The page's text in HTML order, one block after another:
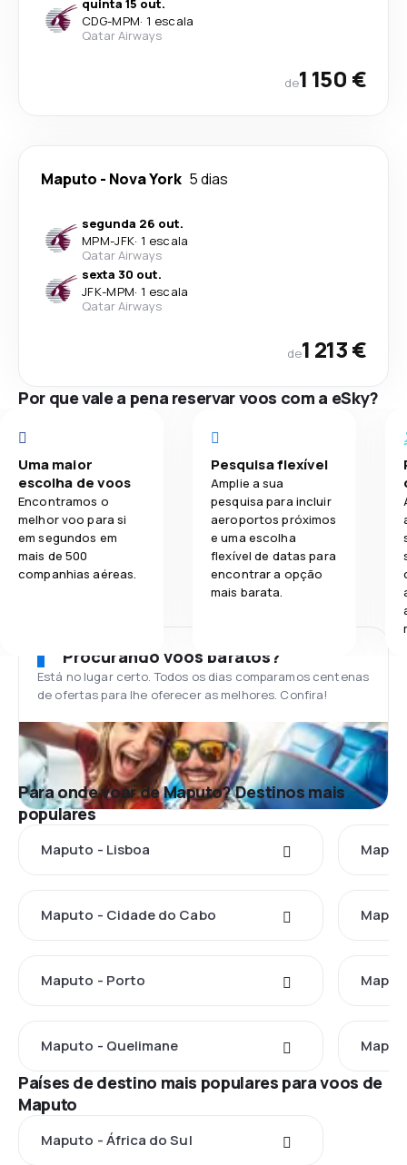
quinta 15 out.
CDG-MPM· 1 escala
Qatar Airways
de1 150 €
Maputo - Nova York 5 dias
segunda 26 out.
MPM-JFK· 1 escala
Qatar Airways
sexta 30 out.
JFK-MPM· 1 escala
Qatar Airways
de1 213 €
Por que vale a pena reservar voos com a eSky?
Uma maior
escolha de voos
Encontramos o
melhor voo para si
em segundos em
mais de 500
companhias aéreas.
Pesquisa flexível
Amplie a sua
pesquisa para incluir
aeroportos próximos
e uma escolha
flexível de datas para
encontrar a opção
mais barata.
Procurando voos baratos?
Está no lugar certo. Todos os dias comparamos centenas
de ofertas para lhe oferecer as melhores. Confira!
Para onde voar de Maputo? Destinos mais
populares
Maputo - Lisboa
Maputo - Cidade do Cabo
Maputo - Porto
Maputo - Quelimane
Países de destino mais populares para voos de
Maputo
Maputo - África do Sul